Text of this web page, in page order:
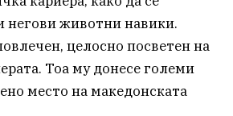
негови животни навики.
целосно посветен на
Тоа му донесе големи
место на македонската